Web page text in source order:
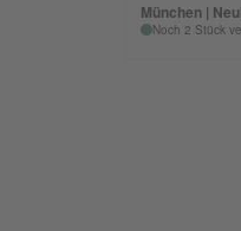
München |
Noch 2 Stück